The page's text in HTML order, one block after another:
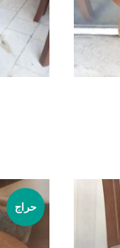
حراج